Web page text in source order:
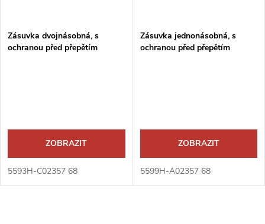
Zásuvka dvojnásobná, s
ochranou před přepětím
ZOBRAZIT
5593H-C02357 68
Zásuvka jednonásobná, s
ochranou před přepětím
ZOBRAZIT
5599H-A02357 68